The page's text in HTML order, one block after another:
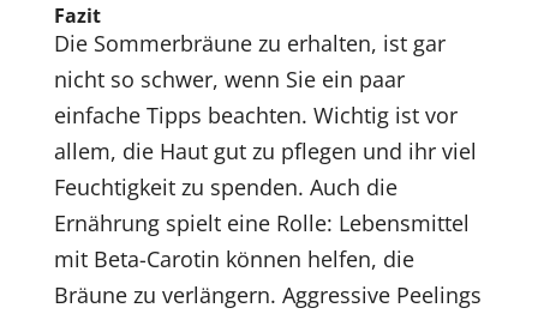
Fazit
Die Sommerbräune zu erhalten, ist gar
nicht so schwer, wenn Sie ein paar
einfache Tipps beachten. Wichtig ist vor
allem, die Haut gut zu pflegen und ihr viel
Feuchtigkeit zu spenden. Auch die
Ernährung spielt eine Rolle: Lebensmittel
mit Beta-Carotin können helfen, die
Bräune zu verlängern. Aggressive Peelings